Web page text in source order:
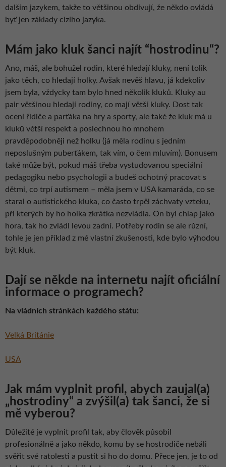
dalším jazykem, takže to většinou obdivují, že někdo ovládá
byť jen základy cizího jazyka.
Mám jako kluk šanci najít “hostrodinu“?
Ano, máš, ale bohužel rodin, které hledají kluky, není tolik
jako těch, co hledají holky. Avšak nevěš hlavu, já kdekoliv
jsem byla, vždycky tam bylo hned několik kluků. Kluky au
pair většinou hledají rodiny, co mají větší kluky. Dost tak
ocení řidiče a parťáka na hry a sporty, ale také že kluk má u
kluků větší respekt a poslechnou ho mnohem
pravděpodobněji než holku (já měla rodinu s jedním
neposlušným puberťákem, tak vím, o čem mluvím). Bonusem
také může být, pokud máš třeba vystudovanou speciální
pedagogiku nebo psychologii a budeš ochotný pracovat s
dětmi, co trpí autismem – měla jsem v USA kamaráda, co se
staral o autistického kluka, co často trpěl záchvaty vzteku,
při kterých by ho holka zkrátka nezvládla. On byl chlap jako
hora, tak ho zvládl levou zadní. Potřeby rodin se ale různí,
tohle je jen příklad z mé vlastní zkušenosti, kde bylo výhodou
být kluk.
Dají se někde na internetu najít oficiální
informace o programech?
Na vládních stránkách každého státu:
Velká Británie
USA
Jak mám vyplnit profil, abych zaujal(a)
„hostrodiny“ a zvýšil(a) tak šanci, že si
mě vyberou?
Důležité je vyplnit profil tak, aby člověk působil
profesionálně a jako někdo, komu by se hostrodiče nebáli
svěřit své ratolesti a pustit si ho do domu. Přece jen, je to od